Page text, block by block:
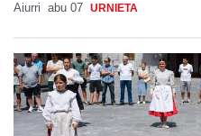
Aiurri abu 07 URNIETA